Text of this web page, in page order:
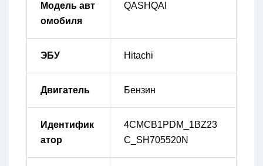
Модель авт
омобиля
QASHQAI
ЭБУ Hitachi
Двигатель Бензин
Идентифик
атор
4CMCB1PDM_1BZ23
C_SH705520N